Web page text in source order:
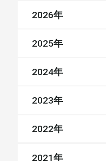
2026年
2025年
2024年
2023年
2022年
2021年